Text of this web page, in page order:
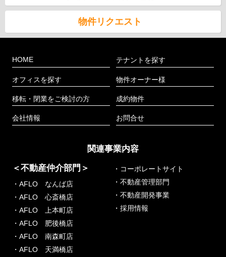
物件リクエスト
HOME
オフィスを探す
移転・閉業をご検討の方
会社情報
テナントを探す
物件オーナー様
成約物件
お問合せ
関連事業内容
＜不動産仲介部門＞
・AFLO なんば店
・AFLO 心斎橋店
・AFLO 上本町店
・AFLO 肥後橋店
・AFLO 南森町店
・AFLO 天満橋店
・コーポレートサイト
・不動産管理部門
・不動産開発事業
・採用情報